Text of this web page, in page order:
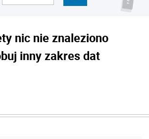
nic nie znaleziono
inny zakres dat